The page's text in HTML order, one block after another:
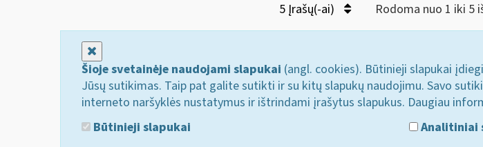
5 Įrašų(-ai) Rodoma nuo 1 iki 5
Šioje svetainėje naudojami slapukai (angl. cookies). Būtinieji slapukai
Jūsų sutikimas. Taip pat galite sutikti ir su kitų slapukų naudojimu. Savo
interneto naršyklės nustatymus ir ištrindami įrašytus slapukus. Daugiau
Būtinieji slapukai
Analitiniai